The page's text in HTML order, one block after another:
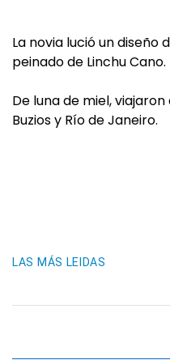
La novia lució un diseño
peinado de Linchu Cano.
De luna de miel,
Buzios y Río de Janeiro.
LAS MÁS LEIDAS